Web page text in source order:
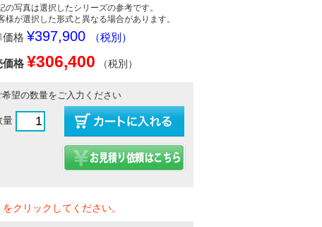
の写真は選択したシリーズの参考です。
様が選択した形式と異なる場合があります。
価格 ¥397,900 （税別）
価格 ¥306,400 （税別）
希望の数量をご入力ください
量
クリックしてください。